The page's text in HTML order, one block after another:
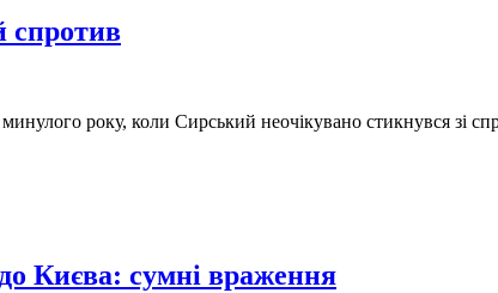
спротив
минулого року, коли Сирський неочікувано стикнувся зі
Києва: сумні враження